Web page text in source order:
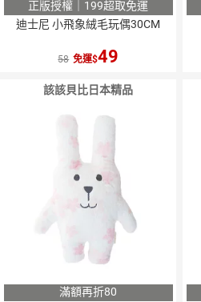
正版授權｜199超取免運
迪士尼 小飛象絨毛玩偶30CM
58 免運 49
該該貝比日本精品
滿額再折80